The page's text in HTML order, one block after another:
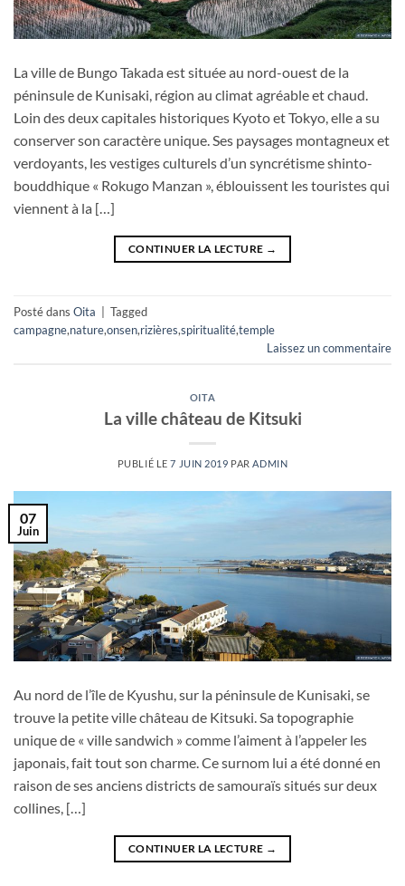
La ville de Bungo Takada est située au nord-ouest de la
péninsule de Kunisaki, région au climat agréable et chaud.
Loin des deux capitales historiques Kyoto et Tokyo, elle a su
conserver son caractère unique. Ses paysages montagneux et
verdoyants, les vestiges culturels d’un syncrétisme shinto-
bouddhique « Rokugo Manzan », éblouissent les touristes qui
viennent à la […]
CONTINUER LA LECTURE →
Posté dans Oita
Tagged
campagne,nature,onsen,rizières,spiritualité,temple
Laissez un commentaire
OITA
La ville château de Kitsuki
PUBLIÉ LE7 JUIN 2019 PARADMIN
07
Juin
Au nord de l’île de Kyushu, sur la péninsule de Kunisaki, se
trouve la petite ville château de Kitsuki. Sa topographie
unique de « ville sandwich » comme l’aiment à l’appeler les
japonais, fait tout son charme. Ce surnom lui a été donné en
raison de ses anciens districts de samouraïs situés sur deux
collines, […]
CONTINUER LA LECTURE →